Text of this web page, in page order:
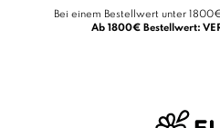
Bei einem Bestellwert unter
Ab 1800€ Bestellwert: